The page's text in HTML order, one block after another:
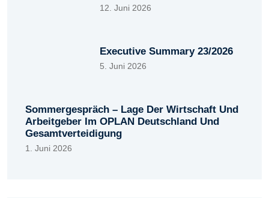
12. Juni 2026
Executive Summary 23/2026
5. Juni 2026
Sommergespräch – Lage Der Wirtschaft Und
Arbeitgeber Im OPLAN Deutschland Und
Gesamtverteidigung
1. Juni 2026